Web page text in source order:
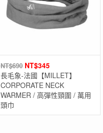
NT$690 NT$345
長毛象-法國【MILLET】
CORPORATE NECK
WARMER / 高彈性頸圍 / 萬用
頭巾